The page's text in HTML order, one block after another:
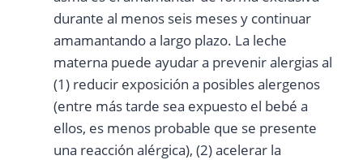
durante al menos seis meses y continuar
amamantando a largo plazo. La leche
materna puede ayudar a prevenir alergias al
(1) reducir exposición a posibles alergenos
(entre más tarde sea expuesto el bebé a
ellos, es menos probable que se presente
una reacción alérgica), (2) acelerar la